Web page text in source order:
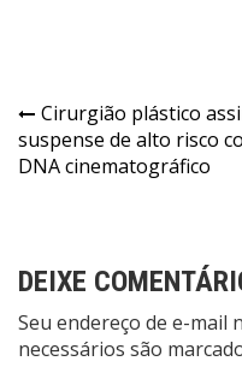
Navegação
de
Cirurgião plástico
suspense de alto risco
DNA cinematográfico
DEIXE
Seu endereço de e-mail
necessários são